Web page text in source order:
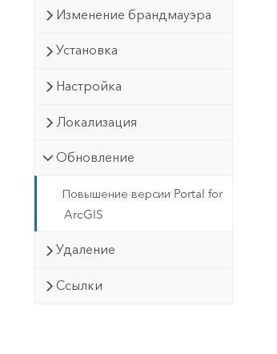
Изменение брандмауэра
Установка
Настройка
Локализация
Обновление
Повышение версии Portal for
ArcGIS
Удаление
Ссылки